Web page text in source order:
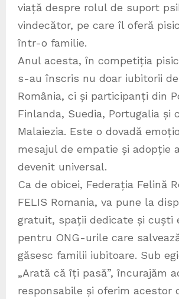
viață despre rolul de suport
vindecător, pe care îl oferă
într-o familie.
Anul acesta, în competiția
s-au înscris nu doar iubitorii
România, ci și participanți din
Finlanda, Suedia, Portugalia și
Malaiezia. Este o dovadă
mesajul de empatie și adopție
devenit universal.
Ca de obicei, Federația Felină
FELIS Romania, va pune la
gratuit, spații dedicate și cuști
pentru ONG-urile care
găsesc familii iubitoare. Sub
„Arată că îți pasă”, încurajăm
responsabile și oferim acestor